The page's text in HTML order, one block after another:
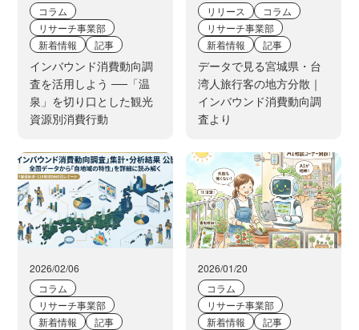
コラム
リサーチ事業部
新着情報
記事
インバウンド消費動向調
査を活用しよう ──「温
泉」を切り口とした観光
資源別消費行動
リリース
コラム
リサーチ事業部
新着情報
記事
データで見る宮城県・台
湾人旅行客の地方分散｜
インバウンド消費動向調
査より
2026/02/06
コラム
リサーチ事業部
新着情報
記事
2026/01/20
コラム
リサーチ事業部
新着情報
記事